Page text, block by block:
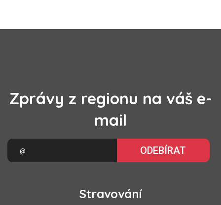
Zprávy z regionu na váš e-
mail
ODEBÍRAT
Stravování